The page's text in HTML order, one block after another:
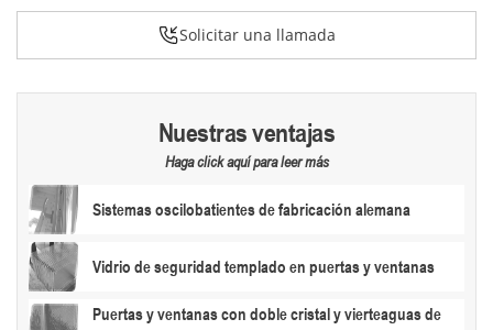
Solicitar una llamada
Nuestras ventajas
Haga click aquí para leer más
Sistemas oscilobatientes de fabricación alemana
Vidrio de seguridad templado en puertas y ventanas
Puertas y ventanas con doble cristal y vierteaguas de